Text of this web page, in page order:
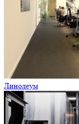
Линолеум